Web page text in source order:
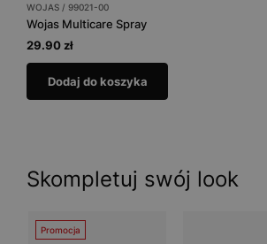
WOJAS / 99021-00
Wojas Multicare Spray
29.90 zł
Dodaj do koszyka
Skompletuj swój look
Promocja